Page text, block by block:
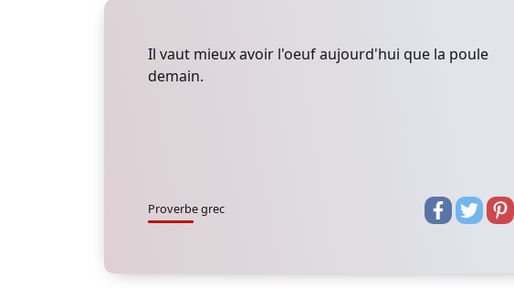
Il vaut mieux avoir l'oeuf aujourd'hui que la poule
demain.
Proverbe grec